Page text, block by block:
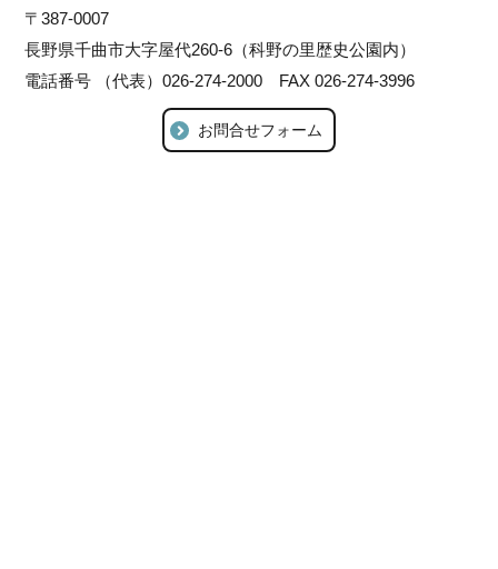
〒387-0007
長野県千曲市大字屋代260-6（科野の里歴史公園内）
電話番号 （代表）026-274-2000 FAX 026-274-3996
お問合せフォーム